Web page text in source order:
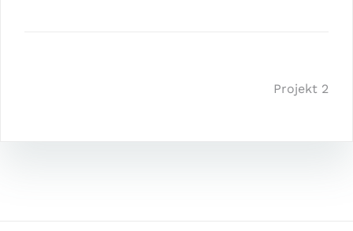
Projekt 2